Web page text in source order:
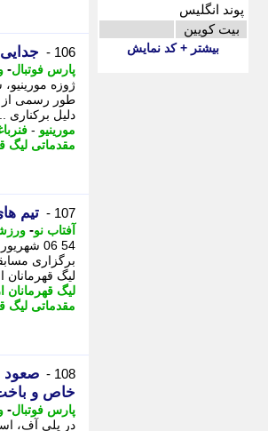
پوند انگلیس
بیت کویین
بیشتر + کد نمایش 106 - جدایی
پارس فوتبال-
ژوزه
طور رسمی از
دلیل برکناری ...
مورینیو -
مقدماتی لیگ
107 - تیم
آفتاب نو-
لیگ قهرمانان
لیگ قهرمانان
مقدماتی لیگ
108 -
صعود
خاص و
پارس فوتبال-
در پلی آف،